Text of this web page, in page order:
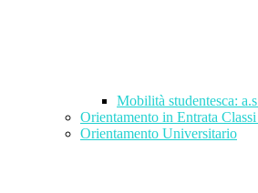
Mobilità studentesca:
Orientamento in Entrata
Orientamento Universitario